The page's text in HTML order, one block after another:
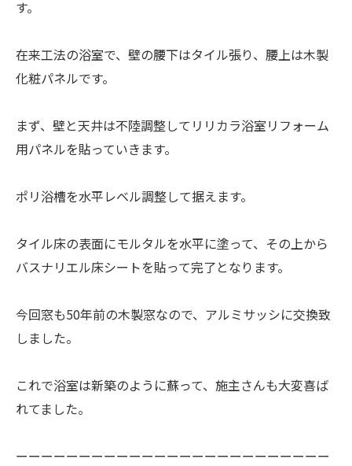
す。
在来工法の浴室で、壁の腰下はタイル張り、腰上は木製
化粧パネルです。
まず、壁と天井は不陸調整してリリカラ浴室リフォーム
用パネルを貼っていきます。
ポリ浴槽を水平レベル調整して据えます。
タイル床の表面にモルタルを水平に塗って、その上から
バスナリエル床シートを貼って完了となります。
今回窓も50年前の木製窓なので、アルミサッシに交換致
しました。
これで浴室は新築のように蘇って、施主さんも大変喜ば
れてました。
ーーーーーーーーーーーーーーーーーーーーーーーーー